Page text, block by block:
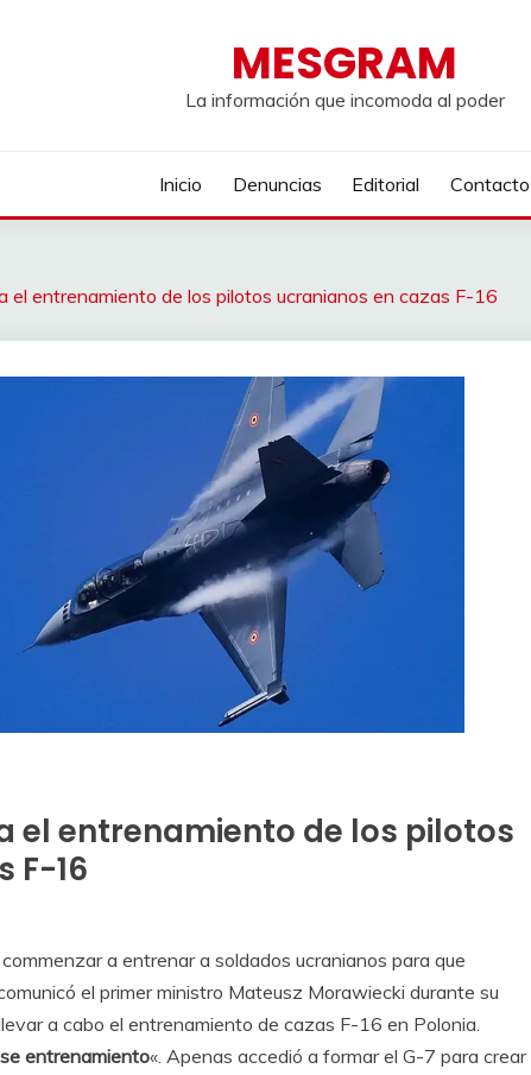
MESGRAM
La información que incomoda al poder
Inicio Denuncias Editorial Contacto
el entrenamiento de los pilotos ucranianos en cazas F-16
el entrenamiento de los pilotos
F-16
a entrenar a soldados ucranianos para que
el primer ministro Mateusz Morawiecki durante su
a cabo el entrenamiento de cazas F-16 en Polonia.
entrenamiento«. Apenas accedió a formar el G-7 para crear